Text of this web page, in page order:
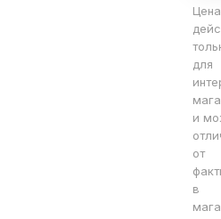
Цена
для
и
от
в